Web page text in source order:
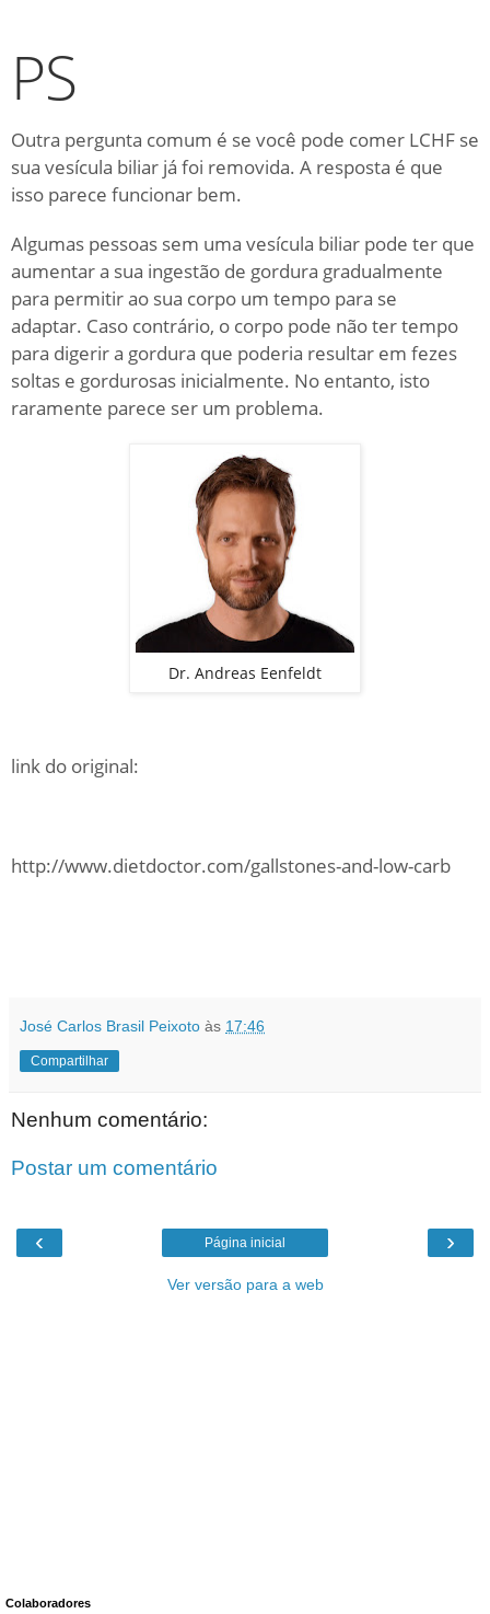
PS
Outra pergunta comum é se você pode comer LCHF se
sua vesícula biliar já foi removida. A resposta é que
isso parece funcionar bem.
Algumas pessoas sem uma vesícula biliar pode ter que
aumentar a sua ingestão de gordura gradualmente
para permitir ao sua corpo um tempo para se
adaptar. Caso contrário, o corpo pode não ter tempo
para digerir a gordura que poderia resultar em fezes
soltas e gordurosas inicialmente. No entanto, isto
raramente parece ser um problema.
Dr. Andreas Eenfeldt
link do original:
http://www.dietdoctor.com/gallstones-and-low-carb
José Carlos Brasil Peixoto às 17:46
Compartilhar
Nenhum comentário:
Postar um comentário
‹ ›
Página inicial
Ver versão para a web
Colaboradores